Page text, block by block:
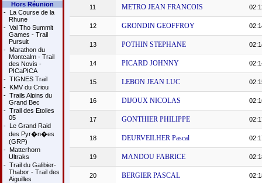
Hors Réunion
- La Course de la
Rhune
- Val Tho Summit
Games - Trail
Pursuit
- Marathon du
Montcalm - Trail
des Novis -
PICaPICA
- TIGNES Trail
- KMV du Criou
- Trails Alpins du
Grand Bec
- Trail des Etoiles
05
- Le Grand Raid
des Pyr�n�es
(GRP)
- Matterhorn
Ultraks
- Trail du Galibier-
Thabor - Trail des
Aiguilles
11 METRO JEAN FRANCOIS
12 GRONDIN GEOFFROY
13 POTHIN STEPHANE
14 PICARD JOHNNY
15 LEBON JEAN LUC
16 DIJOUX NICOLAS
17 GONTHIER PHILIPPE
18 DEURVEILHER Pascal
19 MANDOU FABRICE
20 BERGIER PASCAL